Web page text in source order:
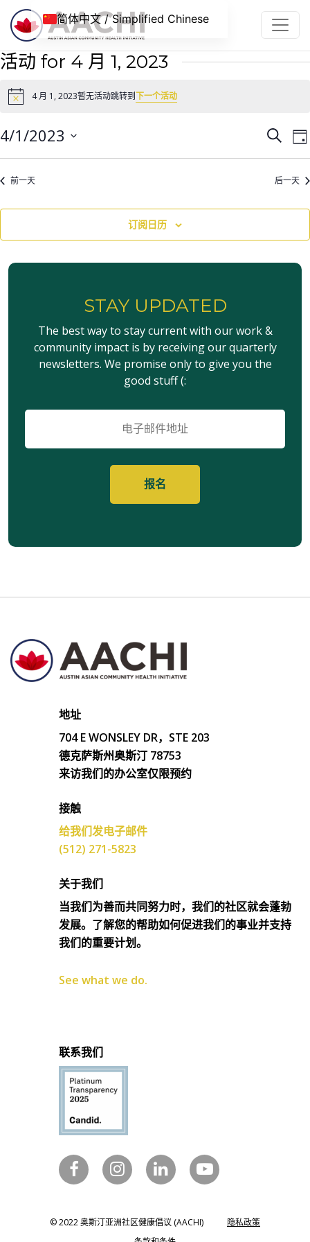
跳到内容
活动 for 4 月 1, 2023
Notice4 月 1, 2023暂无活动跳转到下一个活动
活
动
搜
视
图
搜
日
4/1/2023
选
择
期
前一天 后一天
订阅日历
STAY UPDATED
The best way to stay current with our work &
community impact is by receiving our quarterly
newsletters. We promise only to give you the
good stuff (:
子
地址
704 E WONSLEY DR，STE 203
德克萨斯州奥斯汀 78753
来访我们的办公室仅限预约
接触
给我们发电子邮件
(512) 271-5823
关于我们
当我们为善而共同努力时，我们的社区就会蓬勃
发展。了解您的帮助如何促进我们的事业并支持
我们的重要计划。
See what we do.
联系我们
© 2022 奥斯汀亚洲社区健康倡议 (AACHI)
隐私政策
简体中文 / Simplified Chinese